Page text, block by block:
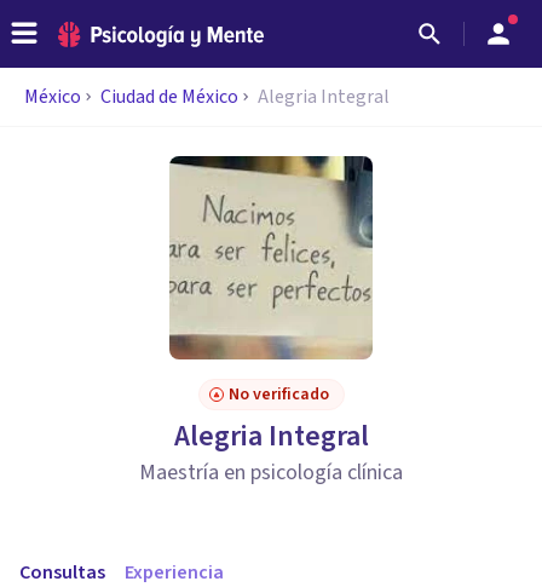
México Ciudad de México Alegria Integral
No verificado
Alegria Integral
Maestría en psicología clínica
Consultas Experiencia